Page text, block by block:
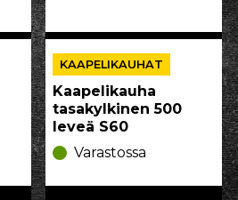
Kaapelikauha
tasakylkinen 500
leveä S60
KAAPELIKAUHAT
Varastossa